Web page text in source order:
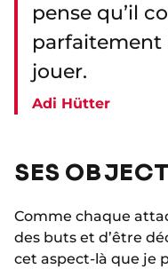
pense qu’il
parfaitement
jouer.
Adi Hütter
SES
Comme chaque
des buts et d’être
cet aspect-là que je